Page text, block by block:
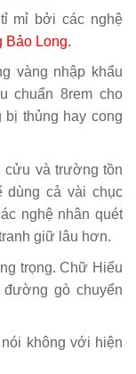
mỉ bởi các nghệ
Bảo Long.
vàng nhập khẩu
chuẩn 8rem cho
thủng hay cong
cửu và trường tồn
dùng cả vài chục
nghệ nhân quét
giữ lâu hơn.
trọng. Chữ Hiếu
gò chuyển
không với hiện